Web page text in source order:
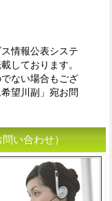
情報公表システ
しております。
ない場合もござ
望川副」宛お問
い合わせ）